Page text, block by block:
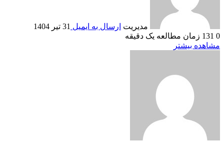
مدیریت ارسال به ایمیل 31 تیر 1404
0
زمان مطالعه یک دقیقه
مشاهده بیشتر